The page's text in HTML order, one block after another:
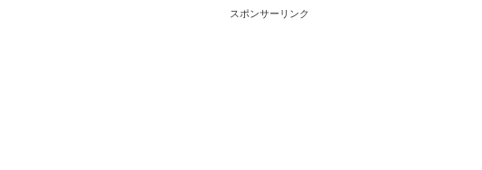
スポンサーリンク